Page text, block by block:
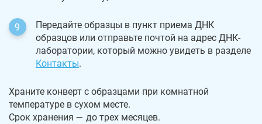
Передайте образцы в пункт приема ДНК
образцов или отправьте почтой на адрес ДНК-
лаборатории, который можно увидеть в разделе
Контакты.
Храните конверт с образцами при комнатной
температуре в сухом месте.
Срок хранения — до трех месяцев.